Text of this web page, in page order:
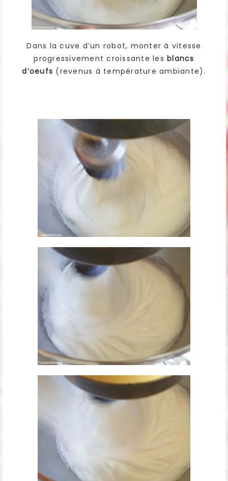
Dans la cuve d’un robot, monter à vitesse
progressivement croissante lesblancs
d’oeufs (revenus à température ambiante).